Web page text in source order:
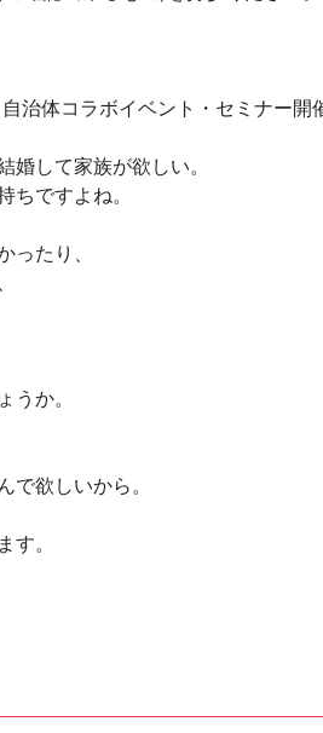
治体コラボイベント・セミナー開
して家族が欲しい。
ですよね。
たり、
か。
欲しいから。
す。